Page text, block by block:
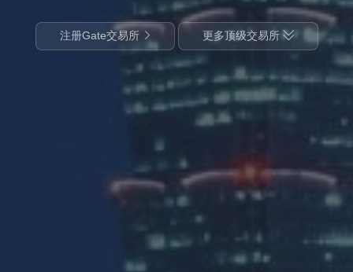
注册Gate交易所 更多顶级交易所 